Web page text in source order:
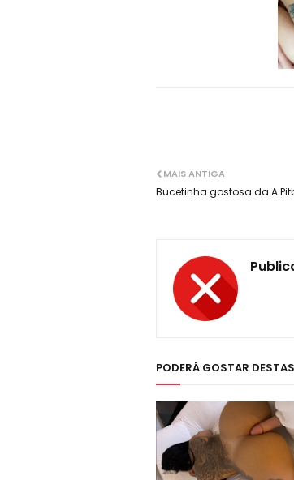
MAIS ANTIGA
Bucetinha gostosa da A
PODERÁ GOSTAR